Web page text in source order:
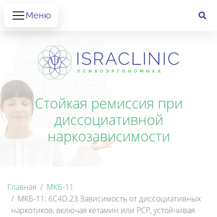
Меню
Стойкая ремиссия при
диссоциативной
наркозависимости
Главная
МКБ-11
МКБ-11: 6C4D.23 Зависимость от диссоциативных
наркотиков, включая кетамин или РСР, устойчивая